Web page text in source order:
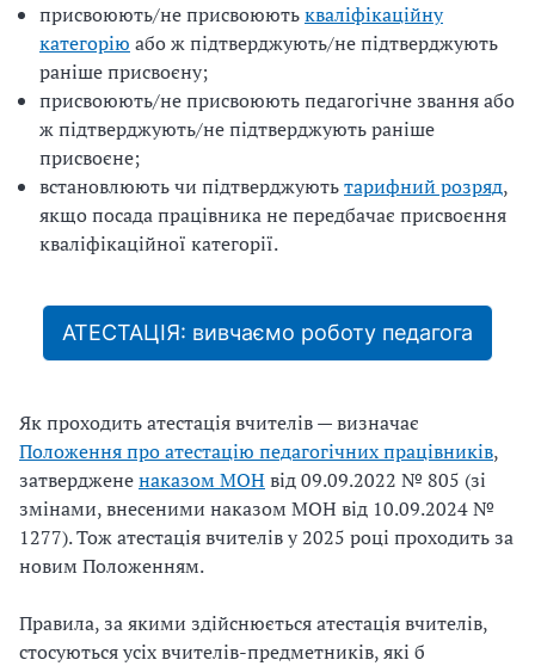
присвоюють/не присвоюютькваліфікаційну
категорію або ж підтверджують/не підтверджують
раніше присвоєну;
присвоюють/не присвоюють педагогічне звання або
ж підтверджують/не підтверджують раніше
присвоєне;
встановлюють чи підтверджуютьтарифний розряд,
якщо посада працівника не передбачає присвоєння
кваліфікаційної категорії.
АТЕСТАЦІЯ: вивчаємо роботу педагога
Як проходить атестація вчителів — визначає
Положення про атестацію педагогічних працівників,
затверджененаказом МОН від 09.09.2022 № 805 (зі
змінами, внесеними наказом МОН від 10.09.2024 №
1277). Тож атестація вчителів у 2025 році проходить за
новим Положенням.
Правила, за якими здійснюється атестація вчителів,
стосуються усіх вчителів-предметників, які б